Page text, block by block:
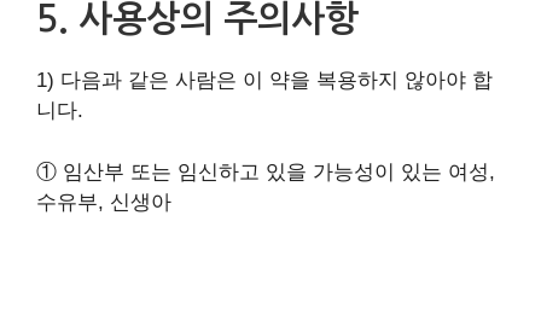
5. 사용상의 주의사항
1) 다음과 같은 사람은 이 약을 복용하지 않아야 합
니다.
① 임산부 또는 임신하고 있을 가능성이 있는 여성,
수유부, 신생아